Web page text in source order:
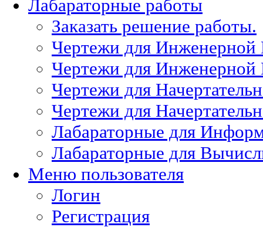
Лабараторные работы
Заказать решение работы.
Чертежи для
Чертежи для
Чертежи для
Чертежи для
Лабараторные для
Лабараторные для
Меню пользователя
Логин
Регистрация